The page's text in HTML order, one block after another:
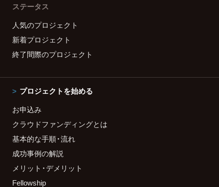
ステータス
人気のプロジェクト
新着プロジェクト
終了間際のプロジェクト
プロジェクトを始める
お申込み
クラウドファンディングとは
基本的な手順・流れ
成功事例の解説
メリット・デメリット
Fellowship